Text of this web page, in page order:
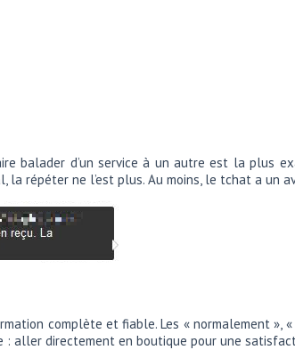
balader d’un service à un autre est la plus
la répéter ne l’est plus. Au moins, le tchat a un
complète et fiable. Les « normalement »,
aller directement en boutique pour une